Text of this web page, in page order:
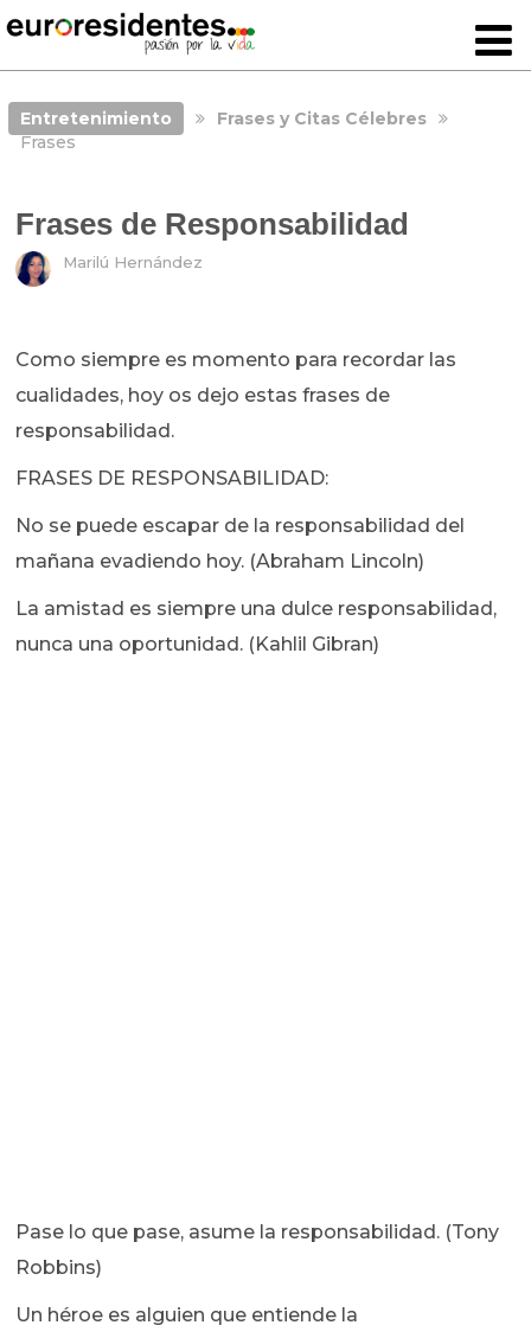
Entretenimiento
Frases y Citas Célebres
Frases
Frases de Responsabilidad
Marilú Hernández
Como siempre es momento para recordar las
cualidades, hoy os dejo estas frases de
responsabilidad.
FRASES DE RESPONSABILIDAD:
No se puede escapar de la responsabilidad del
mañana evadiendo hoy. (Abraham Lincoln)
La amistad es siempre una dulce responsabilidad,
nunca una oportunidad. (Kahlil Gibran)
Pase lo que pase, asume la responsabilidad. (Tony
Robbins)
Un héroe es alguien que entiende la